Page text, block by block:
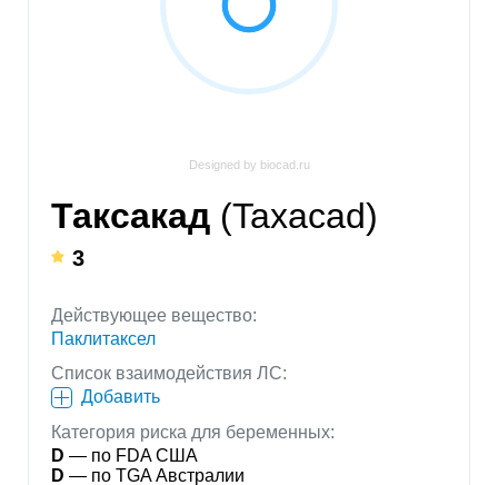
Designed by biocad.ru
Таксакад (Taxacad)
3
Действующее вещество:
Паклитаксел
Список взаимодействия ЛС:
Добавить
Категория риска для беременных:
D — по FDA США
D — по TGA Австралии